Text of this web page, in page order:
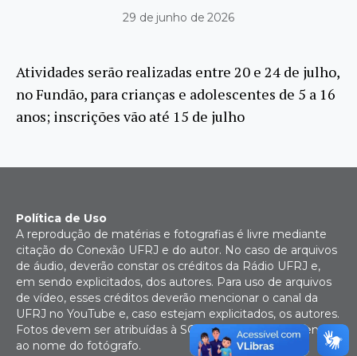
29 de junho de 2026
Atividades serão realizadas entre 20 e 24 de julho,
no Fundão, para crianças e adolescentes de 5 a 16
anos; inscrições vão até 15 de julho
Política de Uso
A reprodução de matérias e fotografias é livre mediante
citação do Conexão UFRJ e do autor. No caso de arquivos
de áudio, deverão constar os créditos da Rádio UFRJ e,
em sendo explicitados, dos autores. Para uso de arquivos
de vídeo, esses créditos deverão mencionar o canal da
UFRJ no YouTube e, caso estejam explicitados, os autores.
Fotos devem ser atribuídas à SGCOM/UFRJ, juntamente
ao nome do fotógrafo.